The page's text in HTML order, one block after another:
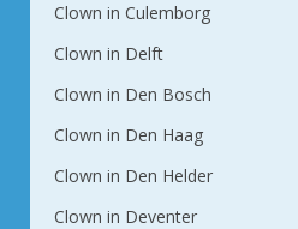
Clown in Culemborg
Clown in Delft
Clown in Den Bosch
Clown in Den Haag
Clown in Den Helder
Clown in Deventer